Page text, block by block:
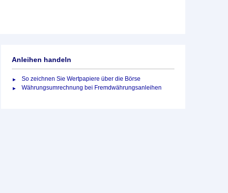
Anleihen handeln
So zeichnen Sie Wertpapiere über die Börse
Währungsumrechnung bei Fremdwährungsanleihen